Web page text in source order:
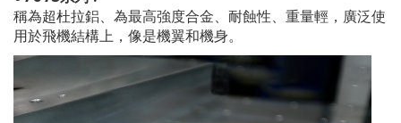
稱為超杜拉鋁、為最高強度合金、耐蝕性、重量輕，廣泛使
用於飛機結構上，像是機翼和機身。